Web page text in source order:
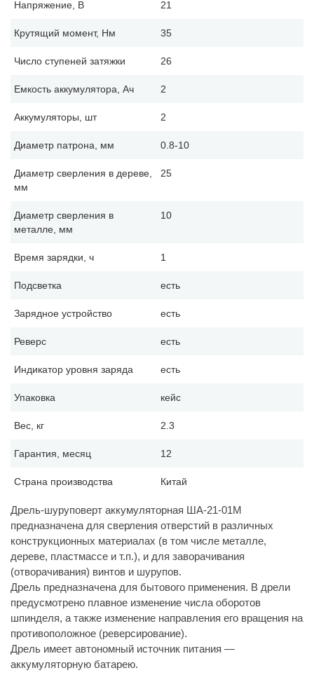
Напряжение, В 21
Крутящий момент, Нм 35
Число ступеней затяжки 26
Емкость аккумулятора, Ач 2
Аккумуляторы, шт 2
Диаметр патрона, мм 0.8-10
Диаметр сверления в дереве,
мм
25
Диаметр сверления в
металле, мм
10
Время зарядки, ч 1
Подсветка есть
Зарядное устройство есть
Реверс есть
Индикатор уровня заряда есть
Упаковка кейс
Вес, кг 2.3
Гарантия, месяц 12
Страна производства Китай
Дрель-шуруповерт аккумуляторная ША-21-01М
предназначена для сверления отверстий в различных
конструкционных материалах (в том числе металле,
дереве, пластмассе и т.п.), и для заворачивания
(отворачивания) винтов и шурупов.
Дрель предназначена для бытового применения. В дрели
предусмотрено плавное изменение числа оборотов
шпинделя, а также изменение направления его вращения на
противоположное (реверсирование).
Дрель имеет автономный источник питания —
аккумуляторную батарею.